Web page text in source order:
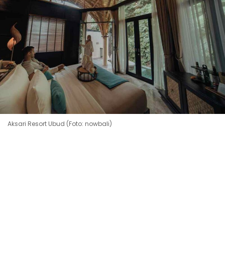
Aksari Resort Ubud (Foto: nowbali)